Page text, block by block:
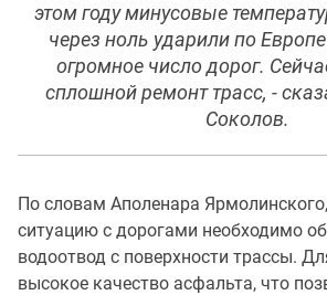
этом году минусовые
через ноль ударили по
огромное число дорог.
сплошной ремонт трасс, -
Соколов.
По словам Аполенара
ситуацию с дорогами необходимо
водоотвод с поверхности трассы.
высокое качество асфальта, что